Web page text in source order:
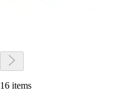
16 items